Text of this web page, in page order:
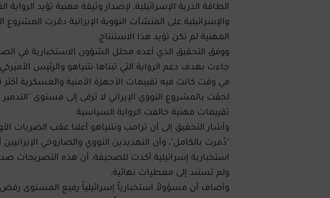
الطاقة الذرية الإسرائيلية، لإصدار وثيقة مهنية تؤيد الرواية
والإسرائيلية على المنشآت النووية الإيرانية دمّرت المشروع
المهنية لم تكن تؤيد هذا الاستنتاج.
ووفق التحقيق الذي أعده محلل الشؤون الاستخبارية في
جاءت بهدف دعم الرواية التي تبناها نتنياهو والرئيس
في وقت كانت فيه تقييمات الأجهزة الأمنية والعسكرية أكثر
لحقت بالمشروع النووي الإيراني لا ترقى إلى مستوى "التدمير
تقييمات مهنية خالفت الرواية السياسية
وأشار التحقيق إلى أن ترامب ونتنياهو أعلنا عقب الضربات
"دُمرت بالكامل"، وأن التهديدين النووي والصاروخي الإيرانيين
استخبارية إسرائيلية أكدت للصحيفة، أن هذه التصريحات
ولم تستند إلى معطيات نهائية.
وأضاف أن مسؤولاً استخبارياً إسرائيلياً رفيع المستوى رفض